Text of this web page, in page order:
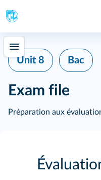
Unit 8 Bac
Exam file
Préparation aux